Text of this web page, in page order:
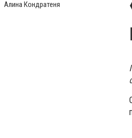
Алина Кондратеня